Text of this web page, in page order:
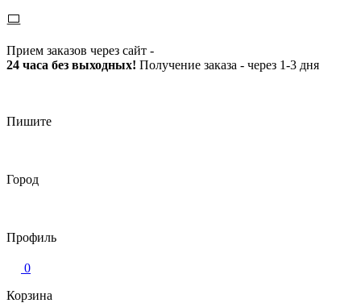
Прием заказов через сайт -
24 часа без выходных! Получение заказа - через 1-3 дня
Пишите
Город
Профиль
0
Корзина